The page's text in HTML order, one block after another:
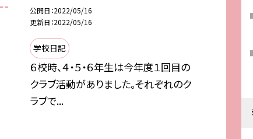
公開日 2022/05/16
更新日 2022/05/16
学校日記
６校時、４・５・６年生は今年度１回目の
クラブ活動がありました。それぞれのク
ラブで...